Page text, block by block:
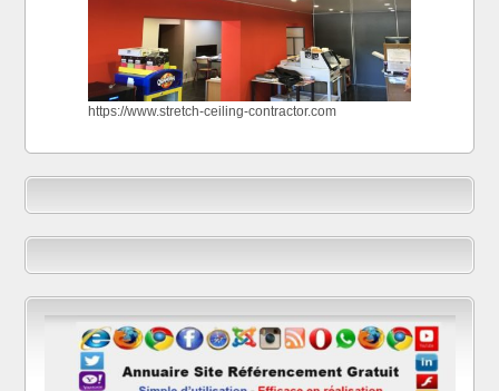
https://www.stretch-ceiling-contractor.com